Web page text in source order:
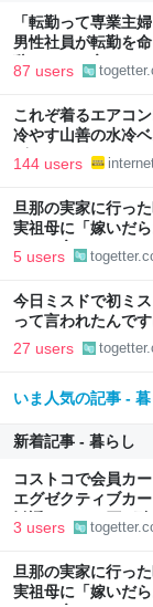
「転勤って専業主
男性社員が転勤を
辞める」と言った
87 users
これぞ着るエアコ
冷やす山善の水冷
ざ・ろーど！その
144 users
旦那の実家に行っ
実祖母に「嫁いだ
け」と言われてい
5 users
今日ミスドで初ミ
って言われたんで
か…？」と尋ねられ
27 users
いま人気の記事 -
新着記事 - 暮らし
コストコで会員カ
エグゼクティブカ
勧誘はやたら圧が
3 users
旦那の実家に行っ
実祖母に「嫁いだ